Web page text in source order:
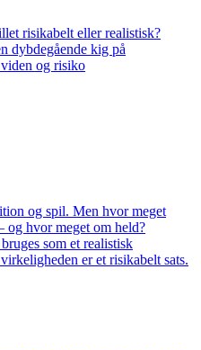
risikabelt eller realistisk?
dybdegående kig på
og risiko
og spil. Men hvor meget
og hvor meget om held?
som et realistisk
er et risikabelt sats.